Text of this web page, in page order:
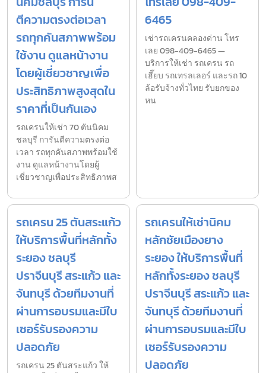
ตีความตรงต่อเวลา
รถทุกคันสภาพพร้อม
ใช้งาน ดูแลหน้างาน
โดยผู้เชี่ยวชาญเพื่อ
ประสิทธิภาพสูงสุดใน
ราคาที่เป็นกันเอง
รถเครนให้เช่า 70 ตันนิคม
ชลบุรี การันตีความตรงต่อ
เวลา รถทุกคันสภาพพร้อมใช้
งาน ดูแลหน้างานโดยผู้
เชี่ยวชาญเพื่อประสิทธิภาพส
6465
เช่ารถเครนคลองด่าน โทร
เลย 098-409-6465 —
บริการให้เช่า รถเครน รถ
เฮี๊ยบ รถเทรลเลอร์ และรถ 10
ล้อรับจ้างทั่วไทย รับยกของ
หน
รถเครน 25 ตันสระแก้ว
ให้บริการพื้นที่หลักทั้ง
ระยอง ชลบุรี
ปราจีนบุรี สระแก้ว และ
จันทบุรี ด้วยทีมงานที่
ผ่านการอบรมและมีใบ
เซอร์รับรองความ
ปลอดภัย
รถเครน 25 ตันสระแก้ว ให้
รถเครนให้เช่านิคม
หลักชัยเมืองยาง
ระยอง ให้บริการพื้นที่
หลักทั้งระยอง ชลบุรี
ปราจีนบุรี สระแก้ว และ
จันทบุรี ด้วยทีมงานที่
ผ่านการอบรมและมีใบ
เซอร์รับรองความ
ปลอดภัย